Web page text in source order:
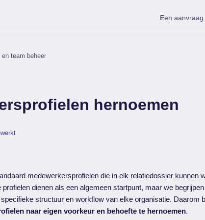
Een
en team beheer
hernoemen
medewerkersprofielen die in elk relatiedossier kunnen
dienen als een algemeen startpunt, maar we
structuur en workflow van elke organisatie. Daarom
naar eigen voorkeur en behoefte te hernoemen.